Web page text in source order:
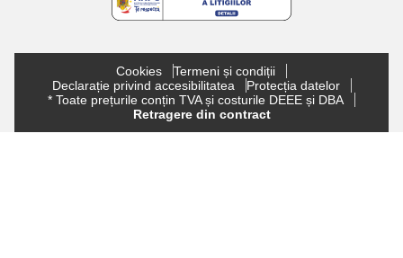
Cookies
Termeni și condiții
Declarație privind accesibilitatea
Protecția datelor
* Toate prețurile conțin TVA și costurile DEEE și DBA
Retragere din contract